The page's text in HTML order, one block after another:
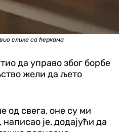
слике са ћеркама
да управо због борбе
жели да љето
од свега, оне су ми
написао је, додајући да